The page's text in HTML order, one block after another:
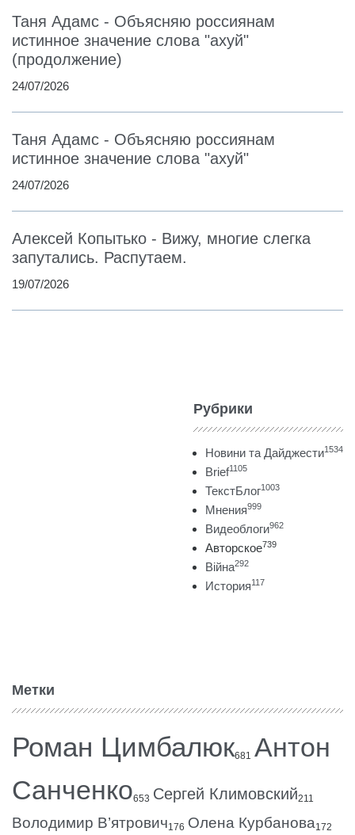
Таня Адамс - Объясняю россиянам
истинное значение слова "ахуй"
(продолжение)
24/07/2026
Таня Адамс - Объясняю россиянам
истинное значение слова "ахуй"
24/07/2026
Алексей Копытько - Вижу, многие слегка
запутались. Распутаем.
19/07/2026
Рубрики
Новини та Дайджести1534
Brief1105
ТекстБлог1003
Мнения999
Видеоблоги962
Авторское739
Війна292
История117
Метки
Роман Цимбалюк681 Антон
Санченко653 Сергей Климовский211
Володимир В’ятрович176 Олена Курбанова172